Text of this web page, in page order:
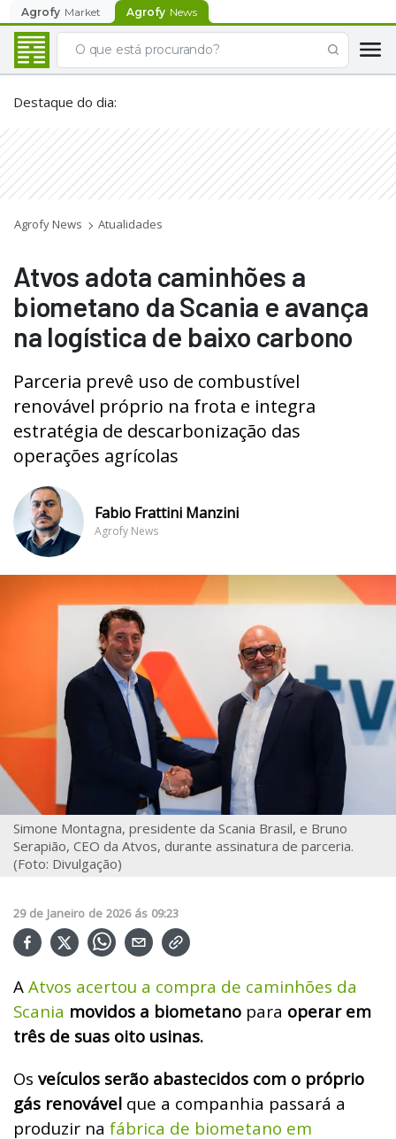
Agrofy Market Agrofy News
Destaque do dia:
Agrofy News Atualidades
Atvos adota caminhões a
biometano da Scania e avança
na logística de baixo carbono
Parceria prevê uso de combustível
renovável próprio na frota e integra
estratégia de descarbonização das
operações agrícolas
Fabio Frattini Manzini
Agrofy News
Simone Montagna, presidente da Scania Brasil, e Bruno
Serapião, CEO da Atvos, durante assinatura de parceria.
(Foto: Divulgação)
29 de Janeiro de 2026 ás 09:23
A Atvos acertou a compra de caminhões da
Scania movidos a biometano para operar em
três de suas oito usinas.
Os veículos serão abastecidos com o próprio
gás renovável que a companhia passará a
produzir na fábrica de biometano em